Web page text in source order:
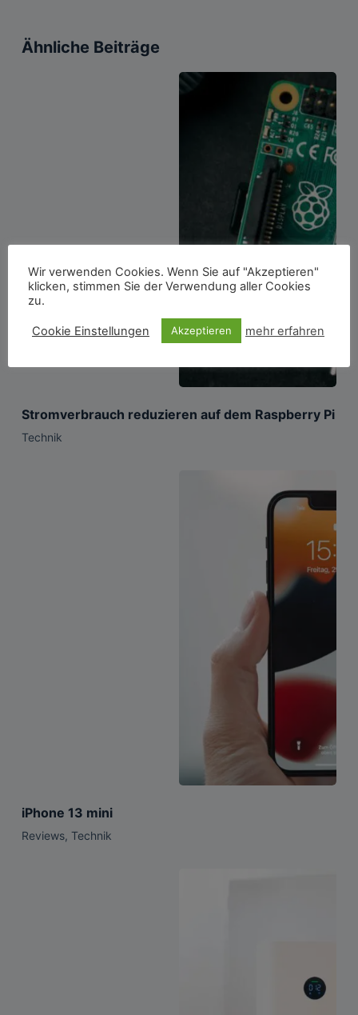
Ähnliche Beiträge
Stromverbrauch reduzieren auf dem Raspberry Pi
Technik
iPhone 13 mini
Reviews, Technik
Wir verwenden Cookies. Wenn Sie auf "Akzeptieren"
klicken, stimmen Sie der Verwendung aller Cookies
zu.
Cookie Einstellungen Akzeptieren mehr erfahren